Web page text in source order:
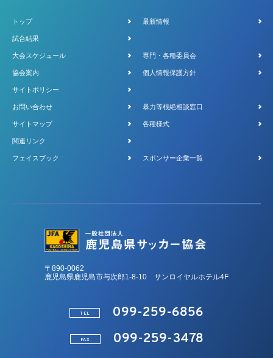
トップ 最新情報
試合結果
大会スケジュール 専門・各種委員会
協会案内 個人情報保護方針
サイトポリシー
お問い合わせ 暴力等根絶相談窓口
サイトマップ 各種様式
関連リンク
フェイスブック スポンサー企業一覧
〒890-0062
鹿児島県鹿児島市与次郎1-8-10 サンロイヤルホテル4F
TEL 099-259-6856
FAX 099-259-3478